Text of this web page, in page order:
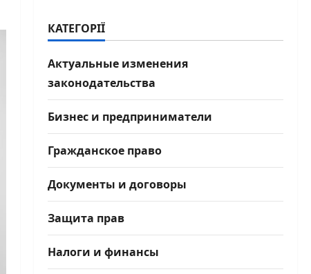
КАТЕГОРІЇ
Актуальные изменения
законодательства
Бизнес и предприниматели
Гражданское право
Документы и договоры
Защита прав
Налоги и финансы